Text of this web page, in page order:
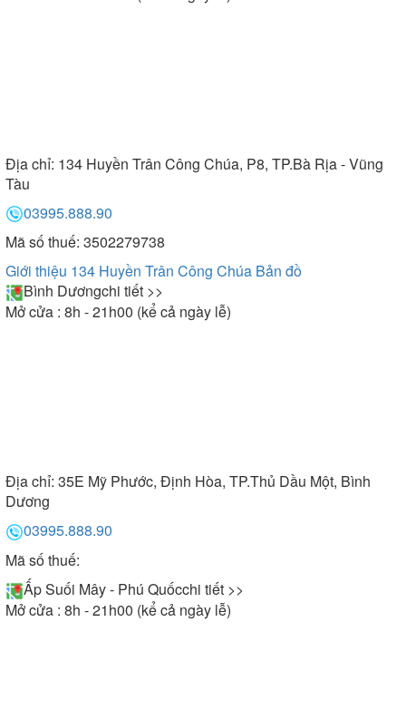
Địa chỉ: 134 Huyền Trân Công Chúa, P8, TP.Bà Rịa - Vũng
Tàu
03995.888.90
Mã số thuế: 3502279738
Giới thiệu 134 Huyền Trân Công Chúa Bản đồ
Bình Dươngchi tiết >>
Mở cửa : 8h - 21h00 (kể cả ngày lễ)
Địa chỉ: 35E Mỹ Phước, Định Hòa, TP.Thủ Dầu Một, Bình
Dương
03995.888.90
Mã số thuế:
Ấp Suối Mây - Phú Quốcchi tiết >>
Mở cửa : 8h - 21h00 (kể cả ngày lễ)